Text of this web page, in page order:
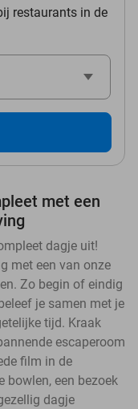
restaurants in de
met een
dagje uit!
met een van onze
Zo begin of eindig
je samen met je
tijd. Kraak
escaperoom
film in de
bowlen, een bezoek
dagje